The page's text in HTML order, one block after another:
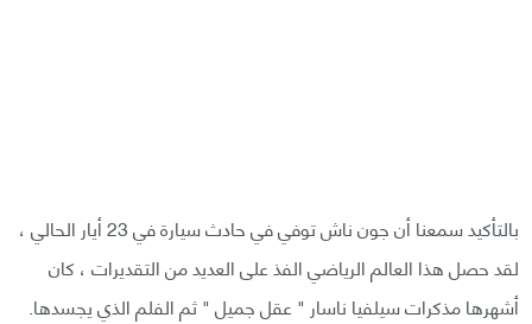
بالتأكيد سمعنا أن جون ناش توفي في حادث سيارة في 23 أيار الحالي ،
لقد حصل هذا العالم الرياضي الفذ على العديد من التقديرات ، كان
أشهرها مذكرات سيلفيا ناسار " عقل جميل " ثم الفلم الذي يجسدها.